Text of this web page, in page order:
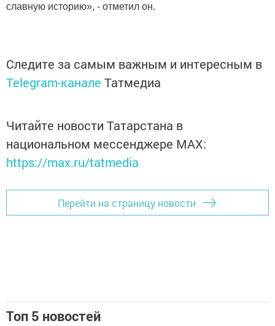
славную историю», - отметил он.
Следите за самым важным и интересным в
Telegram-канале Татмедиа
Читайте новости Татарстана в
национальном мессенджере MАХ:
https://max.ru/tatmedia
Перейти на страницу новости
Топ 5 новостей